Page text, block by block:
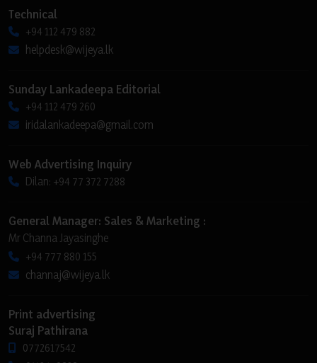
Technical
+94 112 479 882
helpdesk@wijeya.lk
Sunday Lankadeepa Editorial
+94 112 479 260
iridalankadeepa@gmail.com
Web Advertising Inquiry
Dilan: +94 77 372 7288
General Manager: Sales & Marketing :
Mr Channa Jayasinghe
+94 777 880 155
channaj@wijeya.lk
Print advertising
Suraj Pathirana
0772617542